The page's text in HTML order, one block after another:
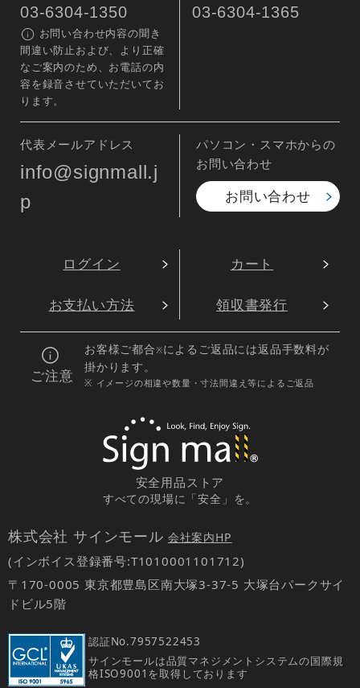
03-6304-1350
お問い合わせ内容の聞き
間違い防止および、より正確
なご案内のため、お電話の内
容を録音させていただいてお
ります。
03-6304-1365
代表メールアドレス
info@signmall.j
p
パソコン・スマホからの
お問い合わせ
お問い合わせ
ログイン カート
お支払い方法 領収書発行
ご注意
お客様ご都合※によるご返品には返品手数料が
掛かります。
※ イメージの相違や数量・寸法間違え等によるご返品
安全用品ストア
すべての現場に「安全」を。
株式会社 サインモール 会社案内HP
(インボイス登録番号:T1010001101712)
〒170-0005 東京都豊島区南大塚3-37-5 大塚台パークサイ
ドビル5階
認証No.7957522453
サインモールは品質マネジメントシステムの国際規
格ISO9001を取得しております